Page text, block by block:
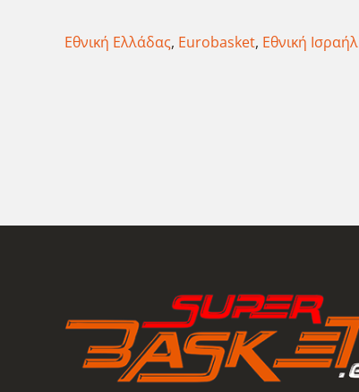
Εθνική Ελλάδας, Eurobasket, Εθνική Ισραήλ